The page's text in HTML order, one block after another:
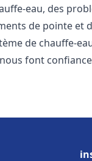
eau, des
de pointe et
de chauffe-
nous font